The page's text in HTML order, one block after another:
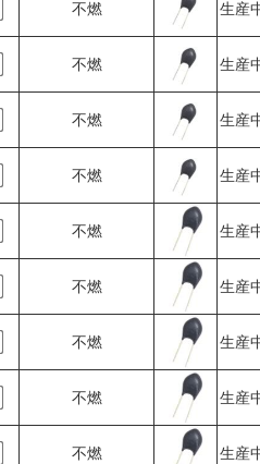
不燃 生産
不燃 生産
不燃 生産
不燃 生産
不燃 生産
不燃 生産
不燃 生産
不燃 生産
不燃 生産